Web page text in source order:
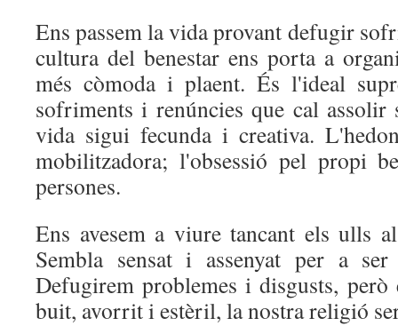
Ens passem la vida provant defugir
cultura del benestar ens porta a
més còmoda i plaent. És l'ideal
sofriments i renúncies que cal
vida sigui fecunda i creativa.
mobilitzadora; l'obsessió pel propi
persones.
Ens avesem a viure tancant els ulls
Sembla sensat i assenyat per a
Defugirem problemes i disgusts, però
buit, avorrit i estèril, la nostra religió